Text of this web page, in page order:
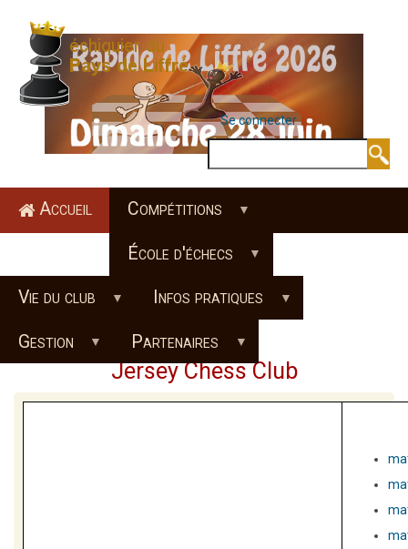
contenu
principal
MENU DU
Se connecter
Accueil Compétitions
École d'échecs
Vie du club Infos pratiques
Gestion Partenaires
Jersey Chess Club